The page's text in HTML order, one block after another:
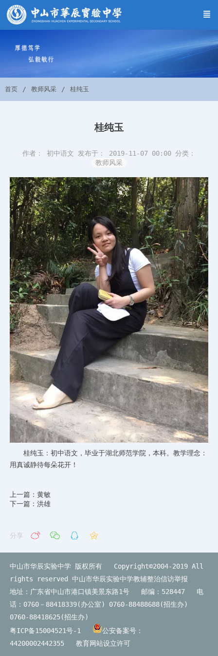
首页 教师风采 桂纯玉
桂纯玉
作者： 初中语文 发布于： 2019-11-07 00:00 分类：
教师风采
桂纯玉：初中语文，毕业于湖北师范学院，本科。教学理念：
用真诚静待每朵花开！
上一篇：黄敏
下一篇：洪雄
分享
中山市华辰实验中学 版权所有 Copyright©2004-2019 All
rights reserved 中山市华辰实验中学教辅整治信访举报
地址：广东省中山市港口镇美景东路1号 邮编：528447 电
话：0760－88418339(办公室) 0760-88488688(招生办)
0760-88418625(招生办)
粤ICP备15004521号-1
公安备案号：
44200002442355
教育网站设立许可